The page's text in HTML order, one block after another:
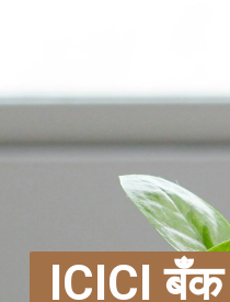
ICICI